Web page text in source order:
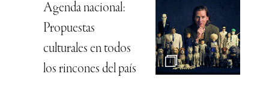
Agenda nacional:
Propuestas
culturales en todos
los rincones del país